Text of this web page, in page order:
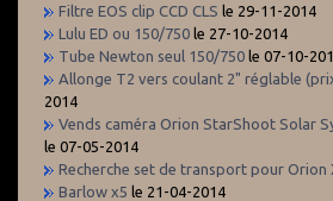
Filtre EOS clip CCD CLS le 29-11-2014
Lulu ED ou 150/750 le 27-10-2014
Tube Newton seul 150/750 le 07-10-
Allonge T2 vers coulant 2" réglable
2014
Vends caméra Orion StarShoot Solar
le 07-05-2014
Recherche set de transport pour Orion
Barlow x5 le 21-04-2014